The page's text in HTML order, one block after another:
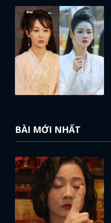
BÀI MỚI NHẤT